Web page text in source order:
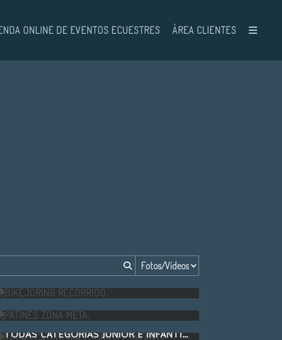
ONLINE DE EVENTOS ECUESTRES ÁREA CLIENTES
BIKEJORING RECORRIDO.
PATINES ZONA META.
TODAS CATEGORIAS JUNIOR E INFANTIL RECORRIDO.